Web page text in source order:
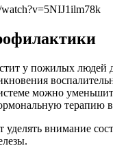
у пожилых людей
можно
терапию
внимание